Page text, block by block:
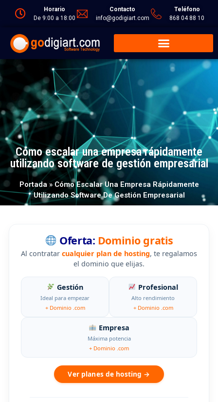
Horario
De 9:00 a 18:00
Contacto
info@godigiart.com
Teléfono
868 04 88 10
Cómo escalar una empresa rápidamente
utilizando software de gestión empresarial
Portada» Cómo Escalar Una Empresa Rápidamente
Utilizando Software De Gestión Empresarial
Oferta: Dominio gratis
Al contratar cualquier plan de hosting, te regalamos
el dominio que elijas.
Gestión
Ideal para empezar
+ Dominio .com
Profesional
Alto rendimiento
+ Dominio .com
Empresa
Máxima potencia
+ Dominio .com
Ver planes de hosting →